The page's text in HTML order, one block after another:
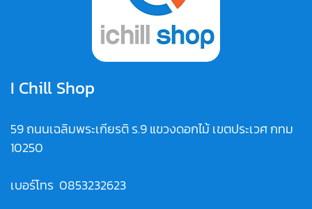
I Chill Shop
59 ถนนเฉลิมพระเกียรติ ร.9 แขวงดอกไม้ เขตประเวศ กทม
10250
เบอร์โทร 0853232623